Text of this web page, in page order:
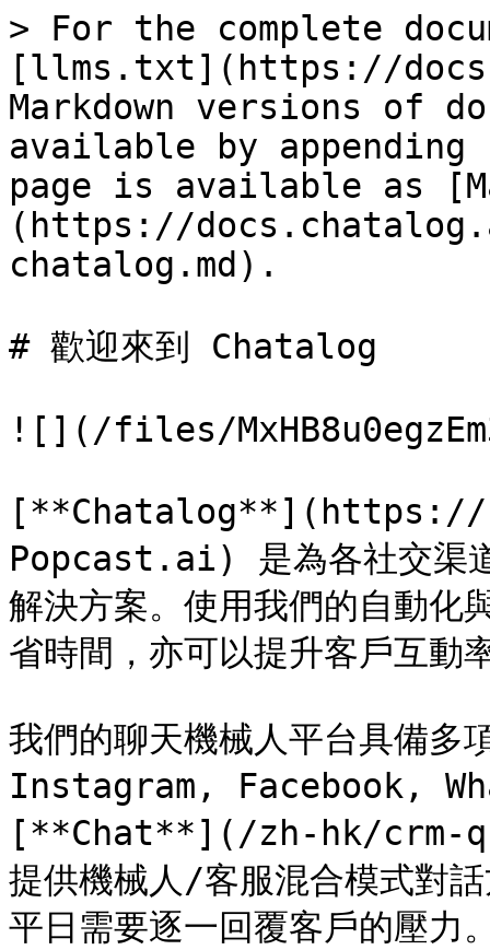
> For the complete
[llms.txt](https://
Markdown versions of
available by
page is available as
(https://
chatalog.md).
# 歡迎來到 Chatalog
![](/files/
[**Chatalog**](https://
Popcast.ai) 是為各社交渠道
解決方案。使用我們的自動化
省時間，亦可以提升客戶互動
我們的聊天機械人平台具備多
Instagram, Facebook,
[**Chat**](/zh-hk/crm-
提供機械人/客服混合模式對
平日需要逐一回覆客戶的